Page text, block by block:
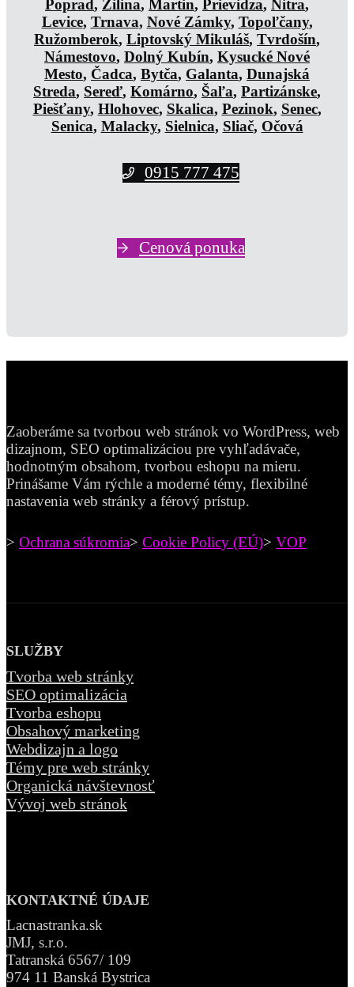
Poprad, Žilina, Martin, Prievidza, Nitra,
Levice, Trnava, Nové Zámky, Topoľčany,
Ružomberok, Liptovský Mikuláš, Tvrdošín,
Námestovo, Dolný Kubín, Kysucké Nové
Mesto, Čadca, Bytča, Galanta, Dunajská
Streda, Sereď, Komárno, Šaľa, Partizánske,
Piešťany, Hlohovec, Skalica, Pezinok, Senec,
Senica, Malacky, Sielnica, Sliač, Očová
0915 777 475
Cenová ponuka
Zaoberáme sa tvorbou web stránok vo WordPress, web
dizajnom, SEO optimalizáciou pre vyhľadávače,
hodnotným obsahom, tvorbou eshopu na mieru.
Prinášame Vám rýchle a moderné témy, flexibilné
nastavenia web stránky a férový prístup.
> Ochrana súkromia> Cookie Policy (EÚ)> VOP
SLUŽBY
Tvorba web stránky
SEO optimalizácia
Tvorba eshopu
Obsahový marketing
Webdizajn a logo
Témy pre web stránky
Organická návštevnosť
Vývoj web stránok
KONTAKTNÉ ÚDAJE
Lacnastranka.sk
JMJ, s.r.o.
Tatranská 6567/ 109
974 11 Banská Bystrica